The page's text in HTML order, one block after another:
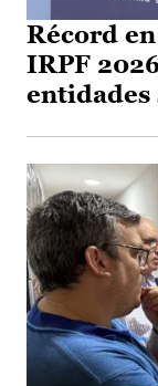
Récord
IRPF
entidades